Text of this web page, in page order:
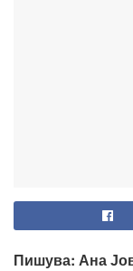
Пишува: Ана